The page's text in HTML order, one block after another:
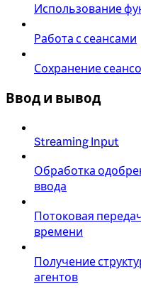
Использование
Работа с сеансами
Сохранение
Ввод и вывод
Streaming Input
Обработка
ввода
Потоковая
времени
Получение
агентов